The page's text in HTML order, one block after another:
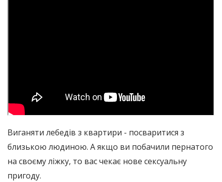
Виганяти лебедів з квартири - посваритися з
близькою людиною. А якщо ви побачили пернатого
на своєму ліжку, то вас чекає нове сексуальну
пригоду.